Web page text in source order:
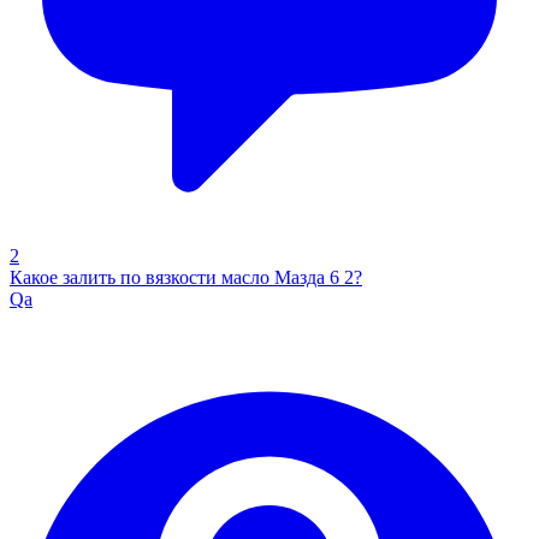
2
Какое залить по вязкости масло Мазда 6 2?
Qa